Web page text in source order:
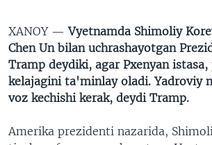
XANOY —Vyetnamda Shimoliy
Chen Un bilan uchrashayotgan
Tramp deydiki, agar Pxenyan istasa,
kelajagini ta'minlay oladi. Yadroviy
voz kechishi kerak, deydi Tramp.
Amerika prezidenti nazarida,